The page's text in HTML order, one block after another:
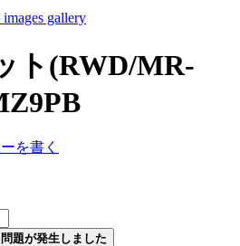
gallery
ト(RWD/MR-
を書く
問題が発生しました